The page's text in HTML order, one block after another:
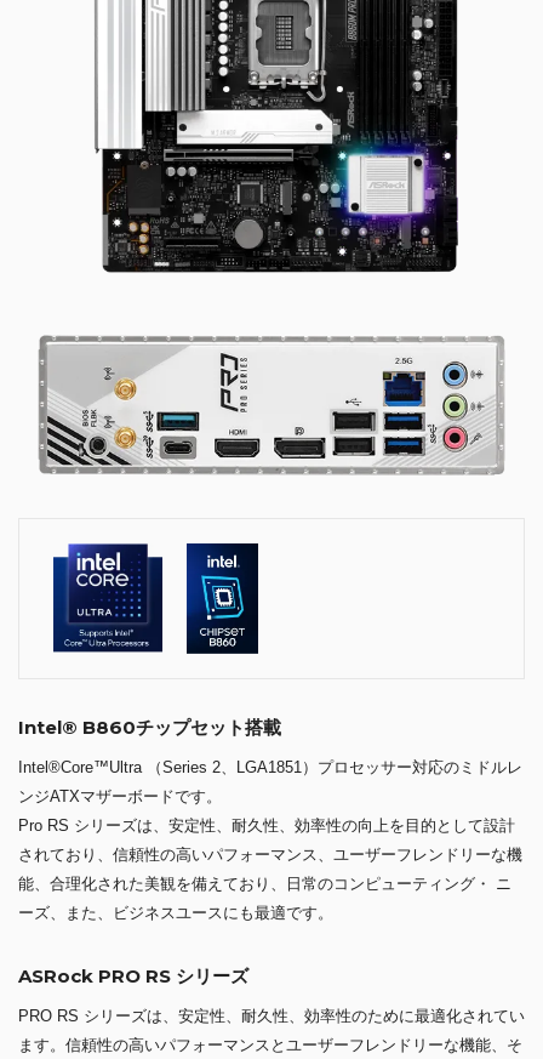
Intel® B860チップセット搭載
Intel®Core™Ultra （Series 2、LGA1851）プロセッサー対応のミドルレ
ンジATXマザーボードです。
Pro RS シリーズは、安定性、耐久性、効率性の向上を目的として設計
されており、信頼性の高いパフォーマンス、ユーザーフレンドリーな機
能、合理化された美観を備えており、日常のコンピューティング・ ニ
ーズ、また、ビジネスユースにも最適です。
ASRock PRO RS シリーズ
PRO RS シリーズは、安定性、耐久性、効率性のために最適化されてい
ます。信頼性の高いパフォーマンスとユーザーフレンドリーな機能、そ